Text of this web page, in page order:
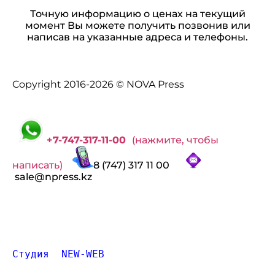
Точную информацию о ценах на текущий
момент Вы можете получить позвонив или
написав на указанные адреса и телефоны.
Copyright 2016-2026 © NOVA Press
+7-747-317-11-00 (нажмите, чтобы
написать)
8 (747) 317 11 00
sale@npress.kz
Студия  NEW-WEB